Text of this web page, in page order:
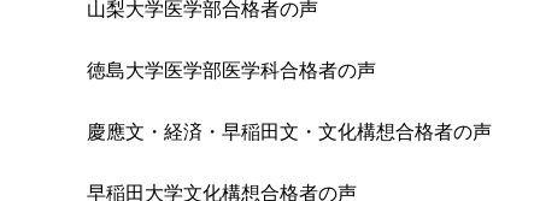
山梨大学医学部合格者の声
徳島大学医学部医学科合格者の声
慶應文・経済・早稲田文・文化構想合格者の声
早稲田大学文化構想合格者の声